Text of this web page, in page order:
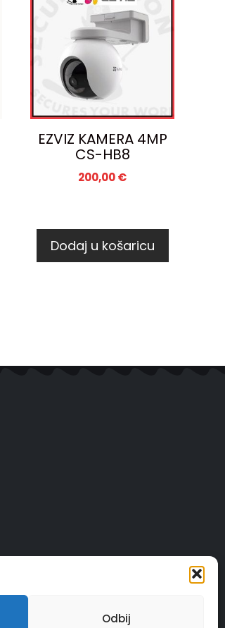
Odbij
EZVIZ KAMERA 4MP
CS-HB8
200,00€
Dodaj u košaricu